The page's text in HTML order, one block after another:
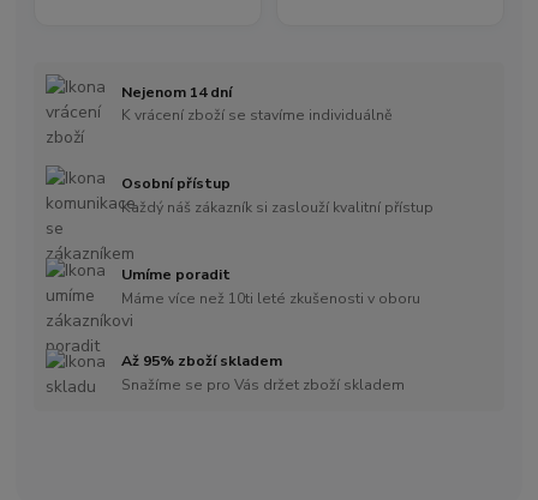
Nejenom 14 dní
K vrácení zboží se stavíme individuálně
Osobní přístup
Každý náš zákazník si zaslouží kvalitní přístup
Umíme poradit
Máme více než 10ti leté zkušenosti v oboru
Až 95% zboží skladem
Snažíme se pro Vás držet zboží skladem